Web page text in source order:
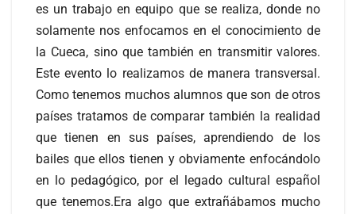
es un trabajo en equipo que se realiza, donde no
solamente nos enfocamos en el conocimiento de
la Cueca, sino que también en transmitir valores.
Este evento lo realizamos de manera transversal.
Como tenemos muchos alumnos que son de otros
países tratamos de comparar también la realidad
que tienen en sus países, aprendiendo de los
bailes que ellos tienen y obviamente enfocándolo
en lo pedagógico, por el legado cultural español
que tenemos.Era algo que extrañábamos mucho